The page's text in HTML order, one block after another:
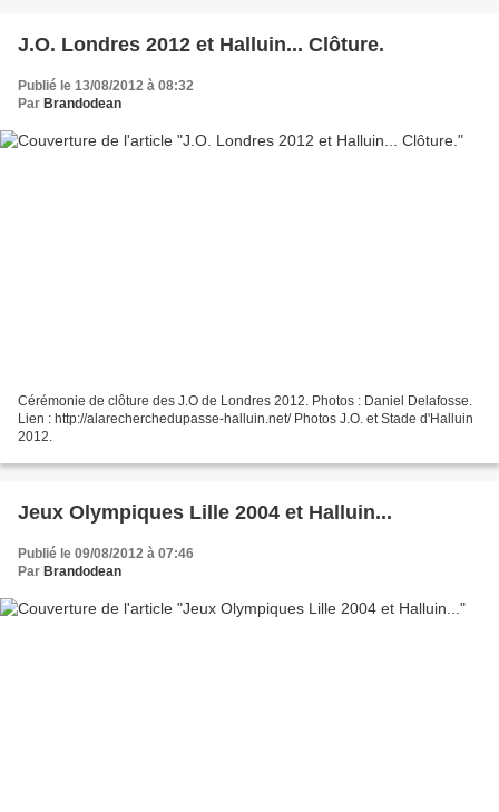
J.O. Londres 2012 et Halluin... Clôture.
Publié le 13/08/2012 à 08:32
Par Brandodean
Cérémonie de clôture des J.O de Londres 2012. Photos : Daniel Delafosse.
Lien : http://alarecherchedupasse-halluin.net/ Photos J.O. et Stade d'Halluin
2012.
Jeux Olympiques Lille 2004 et Halluin...
Publié le 09/08/2012 à 07:46
Par Brandodean